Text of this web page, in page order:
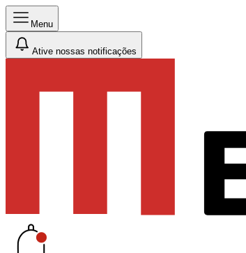
Menu
Ative nossas notificações